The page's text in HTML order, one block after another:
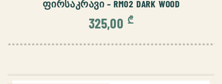
ᲤᲘᲠᲡᲐᲙᲠᲐᲕᲘ – RM02 DARK WOOD
325,00 ₾